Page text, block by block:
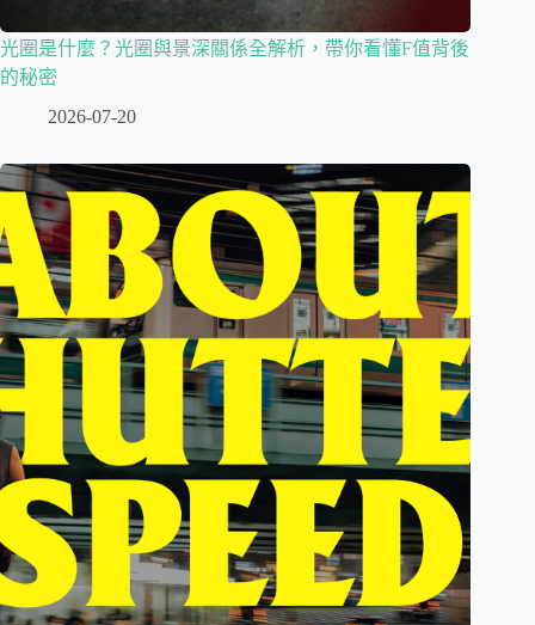
光圈是什麼？光圈與景深關係全解析，帶你看懂F值背後
的秘密
2026-07-20